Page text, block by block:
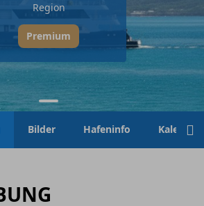
Region
Premium
Bilder Hafeninfo Kalender